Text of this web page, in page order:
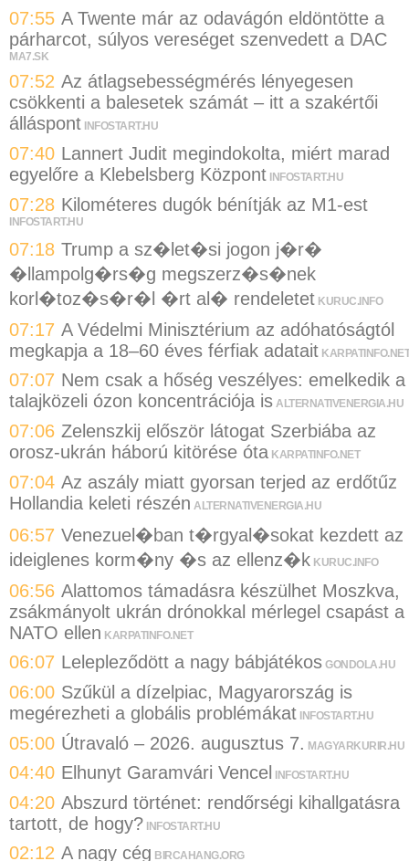
07:55 A Twente már az odavágón eldöntötte a
párharcot, súlyos vereséget szenvedett a DAC
MA7.SK
07:52 Az átlagsebességmérés lényegesen
csökkenti a balesetek számát – itt a szakértői
álláspont INFOSTART.HU
07:40 Lannert Judit megindokolta, miért marad
egyelőre a Klebelsberg Központ INFOSTART.HU
07:28 Kilométeres dugók bénítják az M1-est
INFOSTART.HU
07:18 Trump a sz�let�si jogon j�r�
�llampolg�rs�g megszerz�s�nek
korl�toz�s�r�l �rt al� rendeletet KURUC.INFO
07:17 A Védelmi Minisztérium az adóhatóságtól
megkapja a 18–60 éves férfiak adatait KARPATINFO.NET
07:07 Nem csak a hőség veszélyes: emelkedik a
talajközeli ózon koncentrációja is ALTERNATIVENERGIA.HU
07:06 Zelenszkij először látogat Szerbiába az
orosz-ukrán háború kitörése óta KARPATINFO.NET
07:04 Az aszály miatt gyorsan terjed az erdőtűz
Hollandia keleti részén ALTERNATIVENERGIA.HU
06:57 Venezuel�ban t�rgyal�sokat kezdett az
ideiglenes korm�ny �s az ellenz�k KURUC.INFO
06:56 Alattomos támadásra készülhet Moszkva,
zsákmányolt ukrán drónokkal mérlegel csapást a
NATO ellen KARPATINFO.NET
06:07 Lelepleződött a nagy bábjátékos GONDOLA.HU
06:00 Szűkül a dízelpiac, Magyarország is
megérezheti a globális problémákat INFOSTART.HU
05:00 Útravaló – 2026. augusztus 7. MAGYARKURIR.HU
04:40 Elhunyt Garamvári Vencel INFOSTART.HU
04:20 Abszurd történet: rendőrségi kihallgatásra
tartott, de hogy? INFOSTART.HU
02:12 A nagy cég BIRCAHANG.ORG